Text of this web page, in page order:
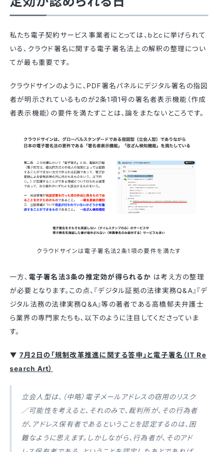
私たち電子契約サービス事業者にとっては、bとcに挙げられて
いる、クラウド署名に関する電子署名法上の解釈の整理につい
てが最も重要です。
クラウドサインのように、PDF署名パネルにデジタル署名の指図
者が明示されているものが2条1項1号の署名者表示機能（作成
者表示機能）の要件を満たすことは、論をまたないところです。
クラウドサインは電子署名法2条1項の要件を満たす
一方、 電子署名法3条の推定効が得られるか は考え方の整理
が必要となります。この点、『デジタル証拠の法律実務Q&A』『デ
ジタル法務の法律実務Q&A』等の著者である高橋郁夫弁護士
ら業界の専門家たちも、以下のように注目してくださっていま
す。
▼ 7月2日の「規制改革推進に関する答申」と電子署名（IT Re
search Art）
立会人型は、（中略）電子メールアドレスの窃用のリスク
／可能性を考えると、それのみで、裁判所が、その行為者
が、アドレス保有者であるということを認定するのは、困
難なように思えます。しかしながら、行為者が、そのアド